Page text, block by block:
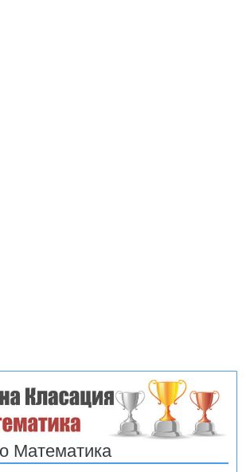
Математика